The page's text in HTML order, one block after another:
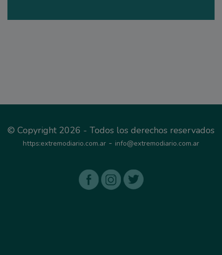
© Copyright 2026 - Todos los derechos reservados
https:extremodiario.com.ar - info@extremodiario.com.ar